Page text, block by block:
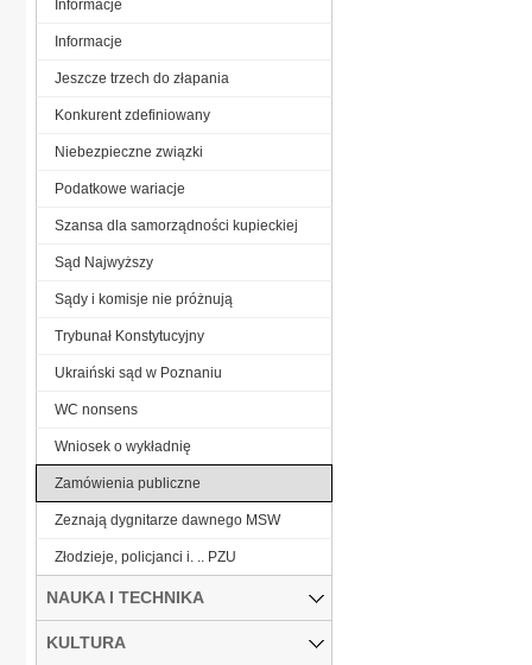
Informacje
Informacje
Jeszcze trzech do złapania
Konkurent zdefiniowany
Niebezpieczne związki
Podatkowe wariacje
Szansa dla samorządności kupieckiej
Sąd Najwyższy
Sądy i komisje nie próżnują
Trybunał Konstytucyjny
Ukraiński sąd w Poznaniu
WC nonsens
Wniosek o wykładnię
Zamówienia publiczne
Zeznają dygnitarze dawnego MSW
Złodzieje, policjanci i. .. PZU
NAUKA I TECHNIKA
KULTURA